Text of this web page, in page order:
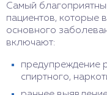
Самый
пациентов, которые
основного
включают:
предупреждение
спиртного,